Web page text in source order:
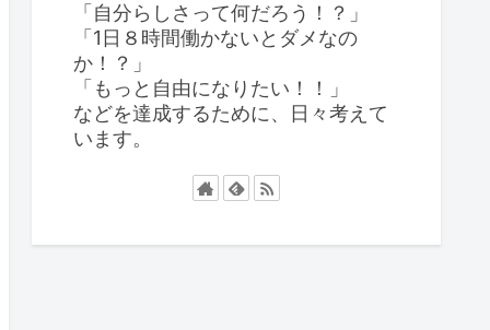
「自分らしさって何だろう！？」
「1日８時間働かないとダメなの
か！？」
「もっと自由になりたい！！」
などを達成するために、日々考えて
います。